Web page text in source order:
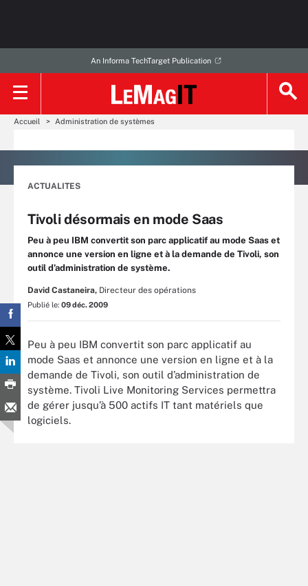
An Informa TechTarget Publication
Accueil Administration de systèmes
ACTUALITES
Tivoli désormais en mode Saas
Peu à peu IBM convertit son parc applicatif au mode Saas et
annonce une version en ligne et à la demande de Tivoli, son
outil d’administration de système.
David Castaneira, Directeur des opérations
Publié le: 09 déc. 2009
Peu à peu IBM convertit son parc applicatif au
mode Saas et annonce une version en ligne et à la
demande de Tivoli, son outil d’administration de
système. Tivoli Live Monitoring Services permettra
de gérer jusqu’à 500 actifs IT tant matériels que
logiciels.